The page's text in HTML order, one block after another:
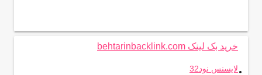
.
خرید بک لینک behtarinbacklink.com
لایسنس نود32